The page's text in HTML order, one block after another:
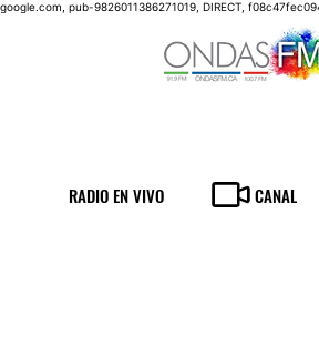
google.com, pub-9826011386271019, DIRECT,
RADIO EN VIVO CANAL